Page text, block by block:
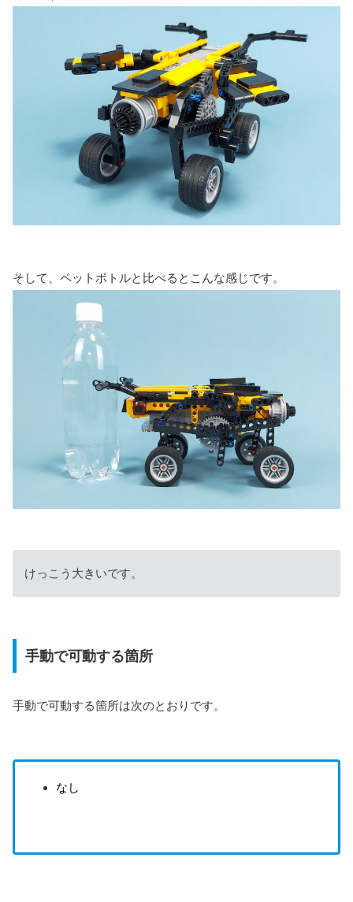
そして、ペットボトルと比べるとこんな感じです。
けっこう大きいです。
手動で可動する箇所
手動で可動する箇所は次のとおりです。
なし